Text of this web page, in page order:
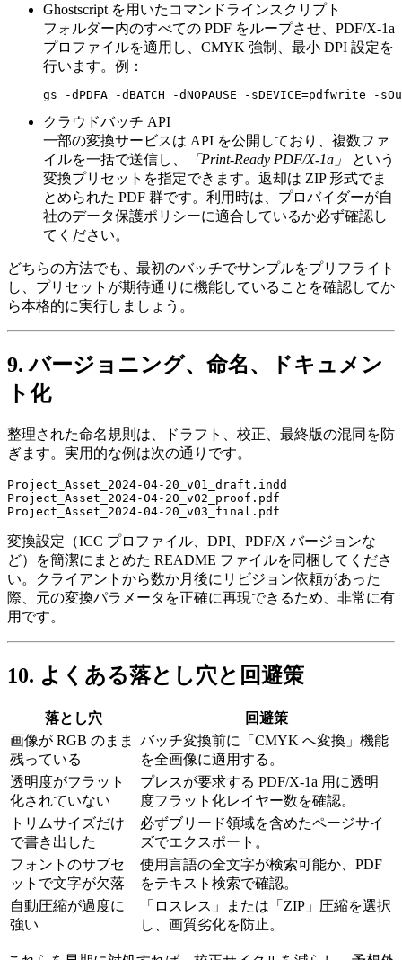
Ghostscript を用いたコマンドラインスクリプト
フォルダー内のすべての PDF をループさせ、PDF/X‑1a
プロファイルを適用し、CMYK 強制、最小 DPI 設定を
行います。例：
クラウドバッチ API
一部の変換サービスは API を公開しており、複数ファ
イルを一括で送信し、
「Print‑Ready PDF/X‑1a」
という
変換プリセットを指定できます。返却は ZIP 形式でま
とめられた PDF 群です。利用時は、プロバイダーが自
社のデータ保護ポリシーに適合しているか必ず確認し
てください。
どちらの方法でも、最初のバッチでサンプルをプリフライト
し、プリセットが期待通りに機能していることを確認してか
ら本格的に実行しましょう。
9. バージョニング、命名、ドキュメン
ト化
整理された命名規則は、ドラフト、校正、最終版の混同を防
ぎます。実用的な例は次の通りです。
Project_Asset_2024-04-20_v01_draft.indd
Project_Asset_2024-04-20_v02_proof.pdf
変換設定 （ICC プロファイル、DPI、PDF/X バージョンな
ど）を簡潔にまとめた README ファイルを同梱してくださ
い。クライアントから数か月後にリビジョン依頼があった
際、元の変換パラメータを正確に再現できるため、非常に有
用です。
10. よくある落とし穴と回避策
落とし穴
回避策
画像が RGB のまま
残っている
バッチ変換前に「CMYK へ変換」機能
を全画像に適用する。
透明度がフラット
化されていない
プレスが要求する PDF/X‑1a 用に透明
度フラット化レイヤー数を確認。
トリムサイズだけ
で書き出した
必ずブリード領域を含めたページサイ
ズでエクスポート。
フォントのサブセ
ットで文字が欠落
使用言語の全文字が検索可能か、PDF
をテキスト検索で確認。
自動圧縮が過度に
強い
「ロスレス」または「ZIP」圧縮を選択
し、画質劣化を防止。